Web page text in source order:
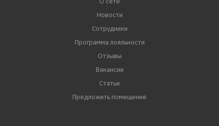
Новости
Сотрудники
Программа лояльности
Отзывы
Вакансии
Статьи
Предложить помещение